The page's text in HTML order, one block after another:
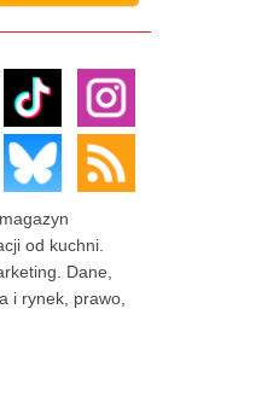
od kuchni.
Dane,
i rynek, prawo,